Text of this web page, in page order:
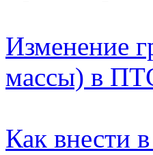
Изменение
массы) в
Как внести